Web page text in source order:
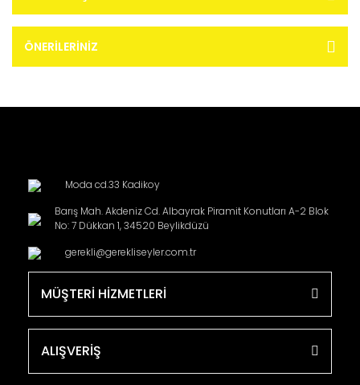
ÖNERILERINIZ
Moda cd.33 Kadikoy
Barış Mah. Akdeniz Cd. Albayrak Piramit Konutları A-2 Blok
No: 7 Dükkan 1, 34520 Beylikdüzü
gerekli@gerekliseyler.com.tr
MÜŞTERİ HİZMETLERİ
ALIŞVERİŞ